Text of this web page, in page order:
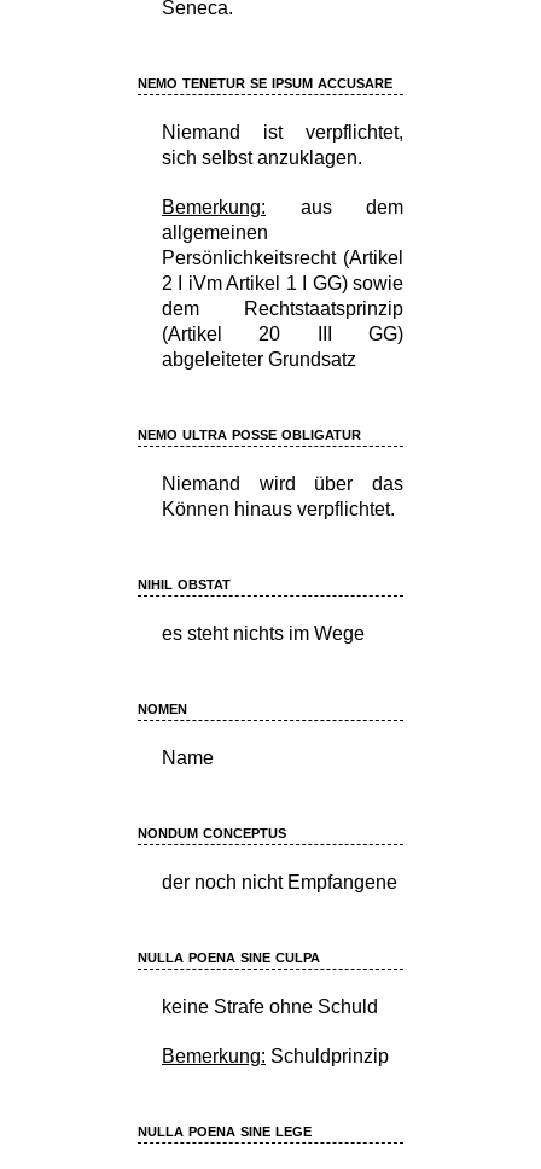
Seneca.
nemo tenetur se ipsum accusare
Niemand ist verpflichtet,
sich selbst anzuklagen.
Bemerkung: aus dem
allgemeinen
Persönlichkeitsrecht (Artikel
2 I iVm Artikel 1 I GG) sowie
dem Rechtstaatsprinzip
(Artikel 20 III GG)
abgeleiteter Grundsatz
nemo ultra posse obligatur
Niemand wird über das
Können hinaus verpflichtet.
nihil obstat
es steht nichts im Wege
nomen
Name
nondum conceptus
der noch nicht Empfangene
nulla poena sine culpa
keine Strafe ohne Schuld
Bemerkung: Schuldprinzip
nulla poena sine lege